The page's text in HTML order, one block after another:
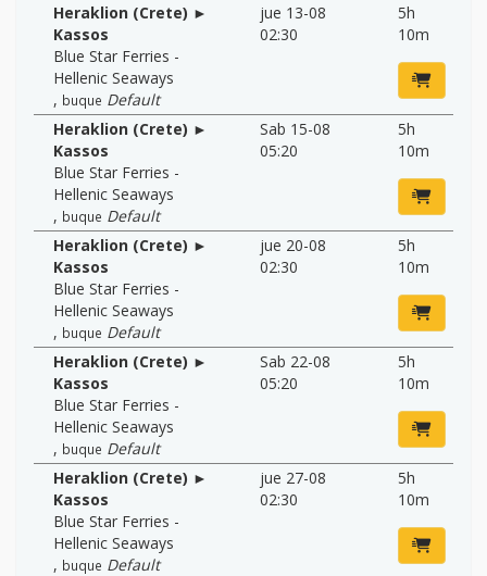
Heraklion (Crete) ►
Kassos
Blue Star Ferries -
Hellenic Seaways
, buque Default
jue 13-08
02:30
5h
10m
Heraklion (Crete) ►
Kassos
Blue Star Ferries -
Hellenic Seaways
, buque Default
Sab 15-08
05:20
5h
10m
Heraklion (Crete) ►
Kassos
Blue Star Ferries -
Hellenic Seaways
, buque Default
jue 20-08
02:30
5h
10m
Heraklion (Crete) ►
Kassos
Blue Star Ferries -
Hellenic Seaways
, buque Default
Sab 22-08
05:20
5h
10m
Heraklion (Crete) ►
Kassos
Blue Star Ferries -
Hellenic Seaways
, buque Default
jue 27-08
02:30
5h
10m